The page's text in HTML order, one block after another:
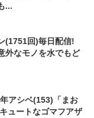
...
(1751回)毎日配信!
外なモノを水でもど
アシベ(153)「まお
ュートなゴマフアザ